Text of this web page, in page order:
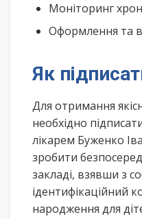
Моніторинг
Оформлення та
Як
Для отримання
необхідно
лікарем Буженко
зробити
закладі, взявши з
ідентифікаційний
народження для